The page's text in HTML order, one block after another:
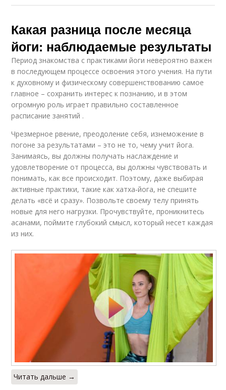
Какая разница после месяца
йоги: наблюдаемые результаты
Период знакомства с практиками йоги невероятно важен
в последующем процессе освоения этого учения. На пути
к духовному и физическому совершенствованию самое
главное – сохранить интерес к познанию, и в этом
огромную роль играет правильно составленное
расписание занятий .
Чрезмерное рвение, преодоление себя, изнеможение в
погоне за результатами – это не то, чему учит йога.
Занимаясь, вы должны получать наслаждение и
удовлетворение от процесса, вы должны чувствовать и
понимать, как все происходит. Поэтому, даже выбирая
активные практики, такие как хатха‑йога, не спешите
делать «всё и сразу». Позвольте своему телу принять
новые для него нагрузки. Прочувствуйте, проникнитесь
асанами, поймите глубокий смысл, который несет каждая
из них.
Читать дальше →